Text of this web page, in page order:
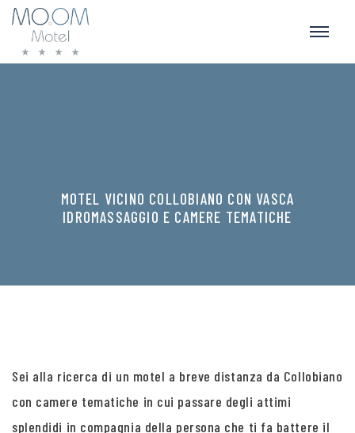
MOTEL VICINO COLLOBIANO CON VASCA
IDROMASSAGGIO E CAMERE TEMATICHE
Sei alla ricerca di un motel a breve distanza da Collobiano
con camere tematiche in cui passare degli attimi
splendidi in compagnia della persona che ti fa battere il